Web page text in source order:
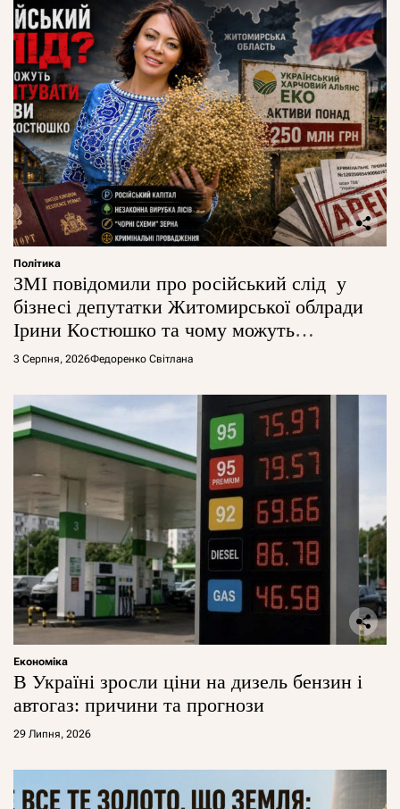
Політика
ЗМІ повідомили про російський слід у
бізнесі депутатки Житомирської облради
Ірини Костюшко та чому можуть
арештувати її активи
3 Серпня, 2026Федоренко Світлана
Економіка
В Україні зросли ціни на дизель бензин і
автогаз: причини та прогнози
29 Липня, 2026